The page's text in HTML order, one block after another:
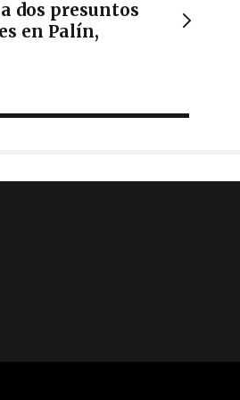
dos presuntos
en Palín,